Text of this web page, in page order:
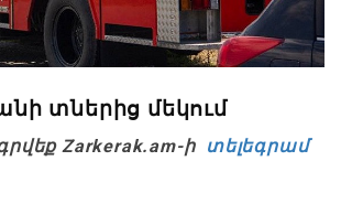
տներից մեկում
Zarkerak.am-ի տելեգրամ